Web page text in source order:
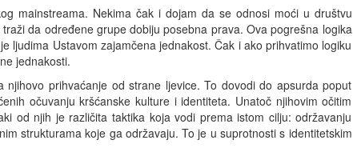
mainstreama. Nekima čak i dojam da se odnosi moći u društvu
da određene grupe dobiju posebna prava. Ova pogrešna logika
ljudima Ustavom zajamčena jednakost. Čak i ako prihvatimo logiku
jednakosti.
prihvaćanje od strane ljevice. To dovodi do apsurda poput
očuvanju kršćanske kulture i identiteta. Unatoč njihovim očitim
od njih je različita taktika koja vodi prema istom cilju: održavanju
strukturama koje ga održavaju. To je u suprotnosti s identitetskim